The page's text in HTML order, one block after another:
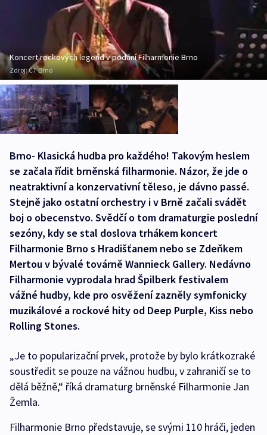
Koncert rockových legend v podání Filharmonie Brno
Zdroj:ČT Brno
Brno- Klasická hudba pro každého! Takovým heslem
se začala řídit brněnská filharmonie. Názor, že jde o
neatraktivní a konzervativní těleso, je dávno passé.
Stejně jako ostatní orchestry i v Brně začali svádět
boj o obecenstvo. Svědčí o tom dramaturgie poslední
sezóny, kdy se stal doslova trhákem koncert
Filharmonie Brno s Hradišťanem nebo se Zdeňkem
Mertou v bývalé továrně Wannieck Gallery. Nedávno
Filharmonie vyprodala hrad Špilberk festivalem
vážné hudby, kde pro osvěžení zazněly symfonicky
muzikálové a rockové hity od Deep Purple, Kiss nebo
Rolling Stones.
„Je to popularizační prvek, protože by bylo krátkozraké
soustředit se pouze na vážnou hudbu, v zahraničí se to
dělá běžně,“ říká dramaturg brněnské Filharmonie Jan
Žemla.
Filharmonie Brno představuje, se svými 110 hráči, jeden